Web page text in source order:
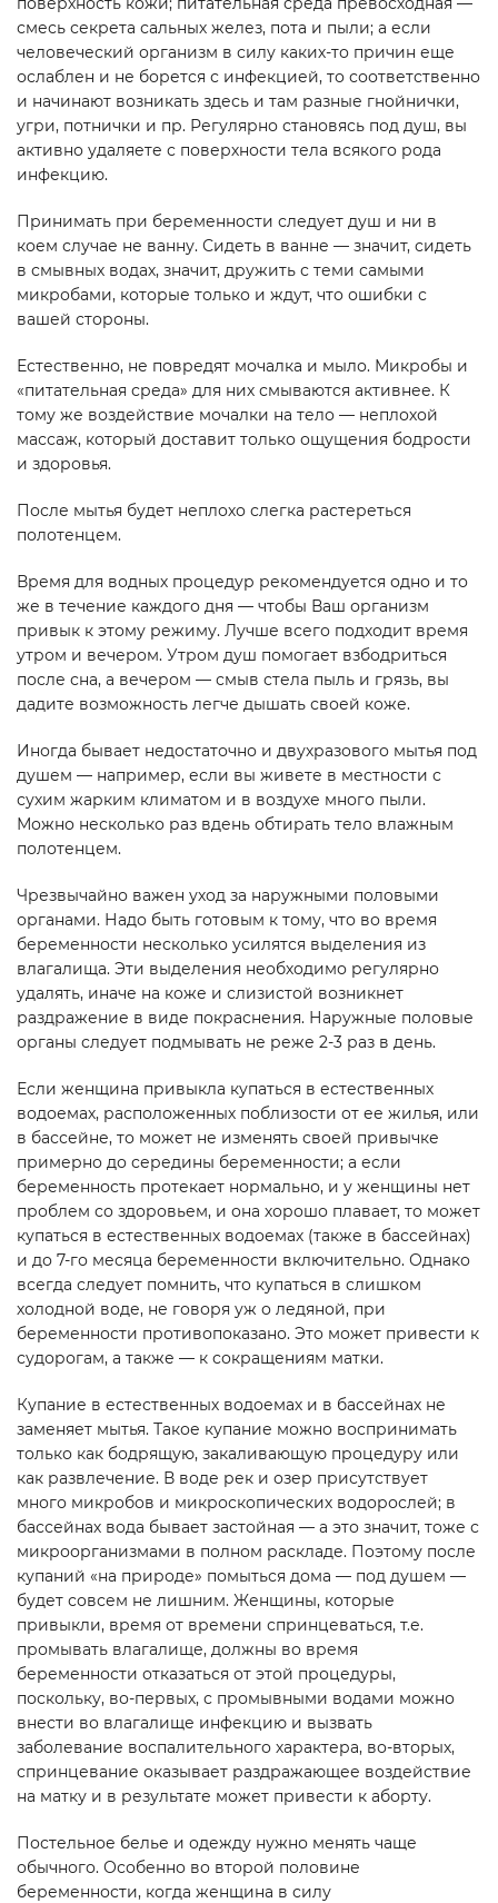
смесь секрета сальных желез, пота и пыли; а если
человеческий организм в силу каких-то причин еще
ослаблен и не борется с инфекцией, то соответственно
и начинают возникать здесь и там разные гнойнички,
угри, потнички и пр. Регулярно становясь под душ, вы
активно удаляете с поверхности тела всякого рода
инфекцию.
Принимать при беременности следует душ и ни в
коем случае не ванну. Сидеть в ванне — значит, сидеть
в смывных водах, значит, дружить с теми самыми
микробами, которые только и ждут, что ошибки с
вашей стороны.
Естественно, не повредят мочалка и мыло. Микробы и
«питательная среда» для них смываются активнее. К
тому же воздействие мочалки на тело — неплохой
массаж, который доставит только ощущения бодрости
и здоровья.
После мытья будет неплохо слегка растереться
полотенцем.
Время для водных процедур рекомендуется одно и то
же в течение каждого дня — чтобы Ваш организм
привык к этому режиму. Лучше всего подходит время
утром и вечером. Утром душ помогает взбодриться
после сна, а вечером — смыв стела пыль и грязь, вы
дадите возможность легче дышать своей коже.
Иногда бывает недостаточно и двухразового мытья под
душем — например, если вы живете в местности с
сухим жарким климатом и в воздухе много пыли.
Можно несколько раз вдень обтирать тело влажным
полотенцем.
Чрезвычайно важен уход за наружными половыми
органами. Надо быть готовым к тому, что во время
беременности несколько усилятся выделения из
влагалища. Эти выделения необходимо регулярно
удалять, иначе на коже и слизистой возникнет
раздражение в виде покраснения. Наружные половые
органы следует подмывать не реже 2-3 раз в день.
Если женщина привыкла купаться в естественных
водоемах, расположенных поблизости от ее жилья, или
в бассейне, то может не изменять своей привычке
примерно до середины беременности; а если
беременность протекает нормально, и у женщины нет
проблем со здоровьем, и она хорошо плавает, то может
купаться в естественных водоемах (также в бассейнах)
и до 7-го месяца беременности включительно. Однако
всегда следует помнить, что купаться в слишком
холодной воде, не говоря уж о ледяной, при
беременности противопоказано. Это может привести к
судорогам, а также — к сокращениям матки.
Купание в естественных водоемах и в бассейнах не
заменяет мытья. Такое купание можно воспринимать
только как бодрящую, закаливающую процедуру или
как развлечение. В воде рек и озер присутствует
много микробов и микроскопических водорослей; в
бассейнах вода бывает застойная — а это значит, тоже с
микроорганизмами в полном раскладе. Поэтому после
купаний «на природе» помыться дома — под душем —
будет совсем не лишним. Женщины, которые
привыкли, время от времени спринцеваться, т.е.
промывать влагалище, должны во время
беременности отказаться от этой процедуры,
поскольку, во-первых, с промывными водами можно
внести во влагалище инфекцию и вызвать
заболевание воспалительного характера, во-вторых,
спринцевание оказывает раздражающее воздействие
на матку и в результате может привести к аборту.
Постельное белье и одежду нужно менять чаще
обычного. Особенно во второй половине
беременности, когда женщина в силу